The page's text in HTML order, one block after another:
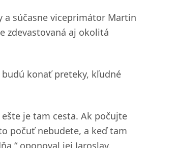
a súčasne viceprimátor Martin
zdevastovaná aj okolitá
budú konať preteky, kľudné
je tam cesta. Ak počujte
počuť nebudete, a keď tam
oponoval jej Jaroslav.